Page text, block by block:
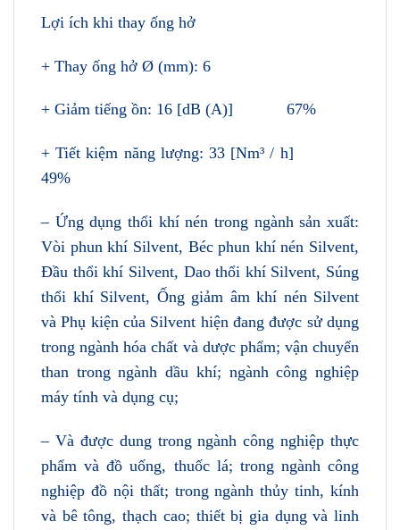
Lợi ích khi thay ống hở
+ Thay ống hở Ø (mm): 6
+ Giảm tiếng ồn: 16 [dB (A)] 67%
+ Tiết kiệm năng lượng: 33 [Nm³ / h]
49%
– Ứng dụng thổi khí nén trong ngành sản xuất:
Vòi phun khí Silvent, Béc phun khí nén Silvent,
Đầu thổi khí Silvent, Dao thổi khí Silvent, Súng
thổi khí Silvent, Ống giảm âm khí nén Silvent
và Phụ kiện của Silvent hiện đang được sử dụng
trong ngành hóa chất và dược phẩm; vận chuyển
than trong ngành dầu khí; ngành công nghiệp
máy tính và dụng cụ;
– Và được dung trong ngành công nghiệp thực
phẩm và đồ uống, thuốc lá; trong ngành công
nghiệp đồ nội thất; trong ngành thủy tinh, kính
và bê tông, thạch cao; thiết bị gia dụng và linh